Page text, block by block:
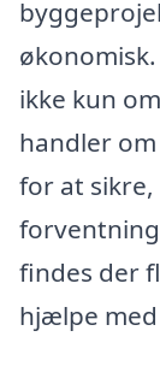
ikke kun
handler
for at
findes der
hjælpe